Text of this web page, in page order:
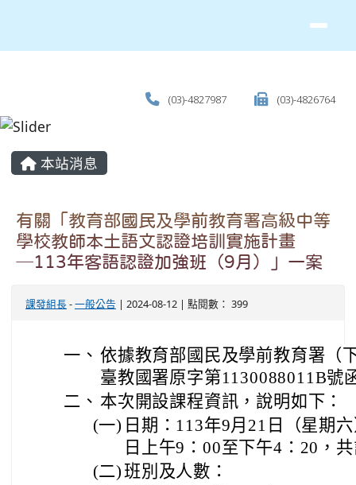
(03)-4827987 (03)-4826764
主內容區域
本站消息
有關「教育部國民及學前教育署高級中等
學校教師本土語文認證培訓實施計畫
─113年客語認證加強班（9月）」一案
課發組長-一般公告 | 2024-08-12 | 點閱數： 399
一、 依據教育部國民及學前教育署（
臺教國署原字第1130088011B號
二、 本次開設課程資訊，說明如下：
(一) 日期：113年9月21日（星期
日上午9：00至下午4：20，
(二)班別及人數：